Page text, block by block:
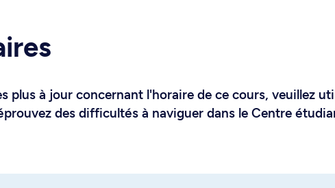
plus à jour concernant l'horaire de ce cours, veuillez
des difficultés à naviguer dans le Centre